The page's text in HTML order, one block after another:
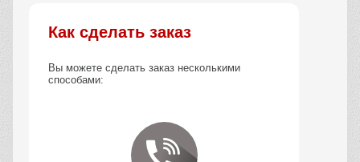
Как сделать заказ
Вы можете сделать заказ несколькими
способами: